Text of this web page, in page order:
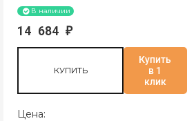
В наличии
14 684 ₽
КУПИТЬ
Купить
в 1
клик
Цена: